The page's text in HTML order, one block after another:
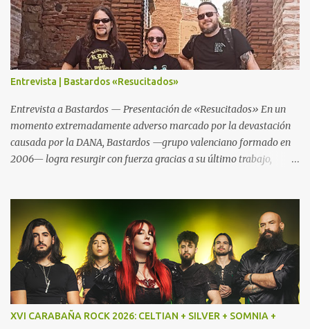
Entrevista | Bastardos «Resucitados»
Entrevista a Bastardos — Presentación de «Resucitados» En un
momento extremadamente adverso marcado por la devastación
causada por la DANA, Bastardos —grupo valenciano formado en
2006— logra resurgir con fuerza gracias a su último trabajo,
desastre, la banda reemerge más poderosa y decidida que nunca.
Este nuevo trabajo aboga por su estilo característico: un sonido
directo y crudo denominado “Speed Metal con influencias punk”,
cimentado en un bajo demoledor, una batería poderosa y
guitarras afiladas. Por este mismo motivo Txus Tankian mantuvo
una distendida charla con sus componentes Jako Caballero (voz y
bajo) y Ray Contreras (guitarra) que es la nueva incorporación en
XVI CARABAÑA ROCK 2026: CELTIAN + SILVER + SOMNIA +